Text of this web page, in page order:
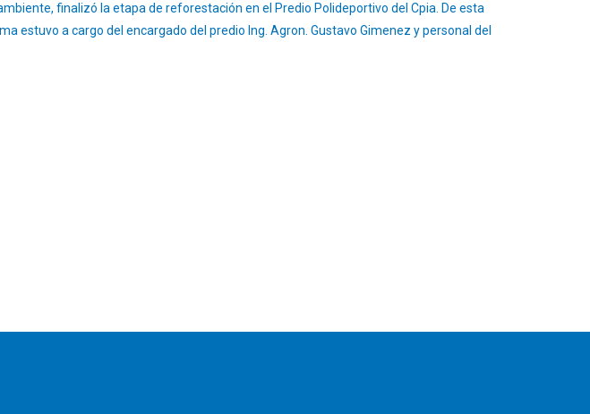
finalizó la etapa de reforestación en el Predio Polideportivo del Cpia. De esta
estuvo a cargo del encargado del predio Ing. Agron. Gustavo Gimenez y personal del